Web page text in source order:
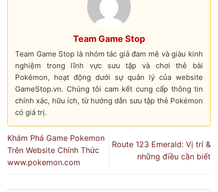
Team Game Stop
Team Game Stop là nhóm tác giả đam mê và giàu kinh
nghiệm trong lĩnh vực sưu tập và chơi thẻ bài
Pokémon, hoạt động dưới sự quản lý của website
GameStop.vn. Chúng tôi cam kết cung cấp thông tin
chính xác, hữu ích, từ hướng dẫn sưu tập thẻ Pokémon
có giá trị.
Khám Phá Game Pokemon
Trên Website Chính Thức
www.pokemon.com
Route 123 Emerald: Vị trí &
những điều cần biết